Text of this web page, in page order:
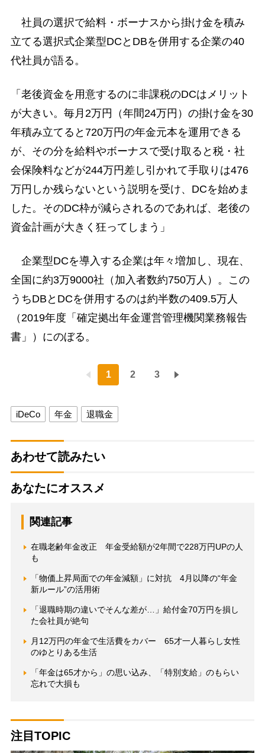
社員の選択で給料・ボーナスから掛け金を積み
立てる選択式企業型DCとDBを併用する企業の40
代社員が語る。
「老後資金を用意するのに非課税のDCはメリット
が大きい。毎月2万円（年間24万円）の掛け金を30
年積み立てると720万円の年金元本を運用できる
が、その分を給料やボーナスで受け取ると税・社
会保険料などが244万円差し引かれて手取りは476
万円しか残らないという説明を受け、DCを始めま
した。そのDC枠が減らされるのであれば、老後の
資金計画が大きく狂ってしまう」
企業型DCを導入する企業は年々増加し、現在、
全国に約3万9000社（加入者数約750万人）。この
うちDBとDCを併用するのは約半数の409.5万人
（2019年度「確定拠出年金運営管理機関業務報告
書」）にのぼる。
1 2 3
iDeCo 年金 退職金
あわせて読みたい
あなたにオススメ
関連記事
在職老齢年金改正 年金受給額が2年間で228万円UPの人
も
「物価上昇局面での年金減額」に対抗 4月以降の“年金
新ルール”の活用術
「退職時期の違いでそんな差が…」給付金70万円を損し
た会社員が絶句
月12万円の年金で生活費をカバー 65才一人暮らし女性
のゆとりある生活
「年金は65才から」の思い込み、「特別支給」のもらい
忘れで大損も
注目TOPIC